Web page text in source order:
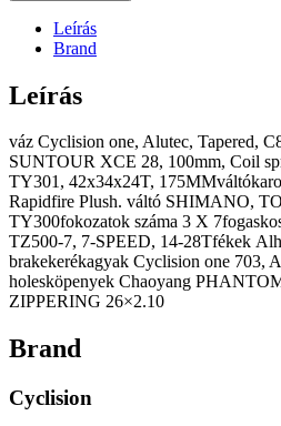
Leírás
Brand
Leírás
váz Cyclision one, Alutec, Tapered,
SUNTOUR XCE 28, 100mm, Coil
TY301, 42x34x24T,
Rapidfire Plush. váltó SHIMANO,
TY300fokozatok száma 3 X
TZ500-7, 7-SPEED, 14-28Tfékek
brakekerékagyak Cyclision one 703,
holesköpenyek Chaoyang
ZIPPERING 26×2.10
Brand
Cyclision